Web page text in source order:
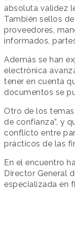
absoluta validez
También sellos
proveedores,
informados,
Además se han
electrónica
tener en cuenta
documentos se
Otro de los
de confianza”, y
conflicto entre
prácticos de las
En el encuentro
Director General
especializada en